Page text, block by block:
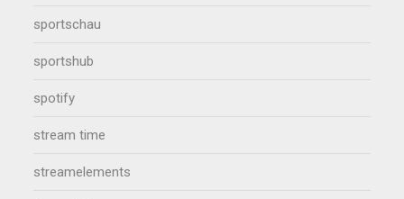
sportschau
sportshub
spotify
stream time
streamelements